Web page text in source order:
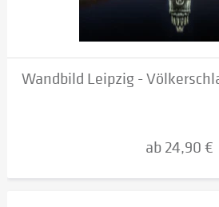
Wandbild Leipzig -
ab 24,90 €